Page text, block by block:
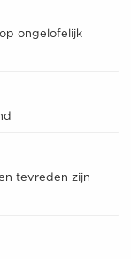
ongelofelijk
tevreden zijn